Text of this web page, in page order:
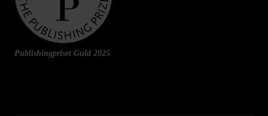
Publishingpriset Guld 2025